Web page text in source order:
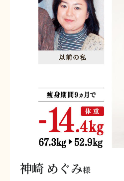
神崎 めぐみ様